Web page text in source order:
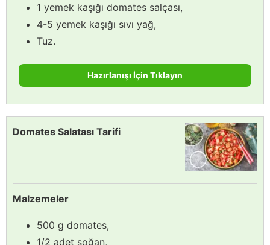
1 yemek kaşığı domates salçası,
4-5 yemek kaşığı sıvı yağ,
Tuz.
Hazırlanışı İçin Tıklayın
Domates Salatası Tarifi
Malzemeler
500 g domates,
1/2 adet soğan,